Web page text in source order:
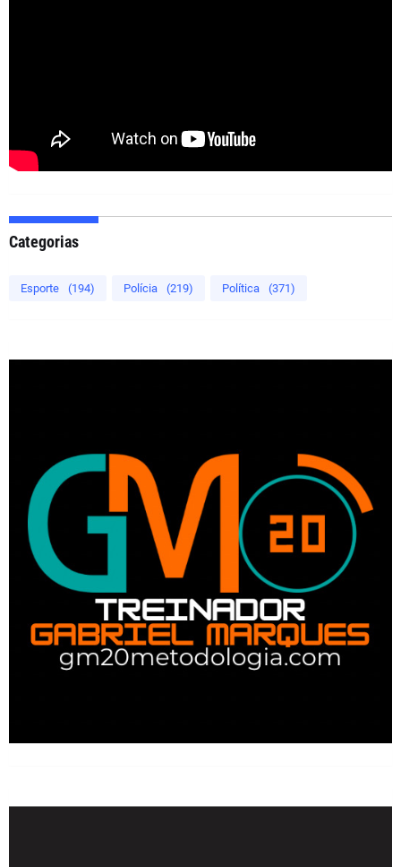
Categorias
Esporte (194) Polícia (219) Política (371)